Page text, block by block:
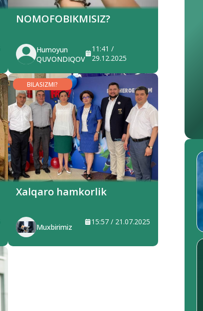
NOMOFOBIKMISIZ?
Humoyun
QUVONDIQOV
11:41 /
29.12.2025
BILASIZMI?
Xalqaro hamkorlik
Muxbirimiz
15:57 / 21.07.2025